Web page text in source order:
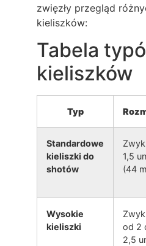
zwięzły przegląd
kieliszków:
Tabela
kieliszków
Typ
Standardowe
kieliszki do
shotów
1,5
(44
Wysokie
kieliszki
od 2
2,5